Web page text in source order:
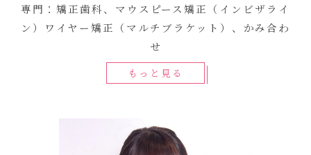
専門：矯正歯科、マウスピース矯正（インビザライ
ン）ワイヤー矯正（マルチブラケット）、かみ合わ
せ
もっと見る